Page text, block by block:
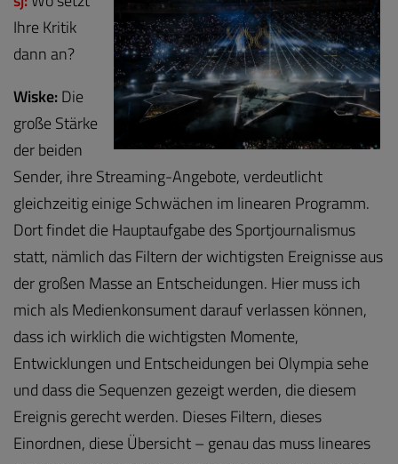
Ihre Kritik
dann an?
Wiske:Die
große Stärke
der beiden
Sender, ihre Streaming-Angebote, verdeutlicht
gleichzeitig einige Schwächen im linearen Programm.
Dort findet die Hauptaufgabe des Sportjournalismus
statt, nämlich das Filtern der wichtigsten Ereignisse aus
der großen Masse an Entscheidungen. Hier muss ich
mich als Medienkonsument darauf verlassen können,
dass ich wirklich die wichtigsten Momente,
Entwicklungen und Entscheidungen bei Olympia sehe
und dass die Sequenzen gezeigt werden, die diesem
Ereignis gerecht werden. Dieses Filtern, dieses
Einordnen, diese Übersicht – genau das muss lineares